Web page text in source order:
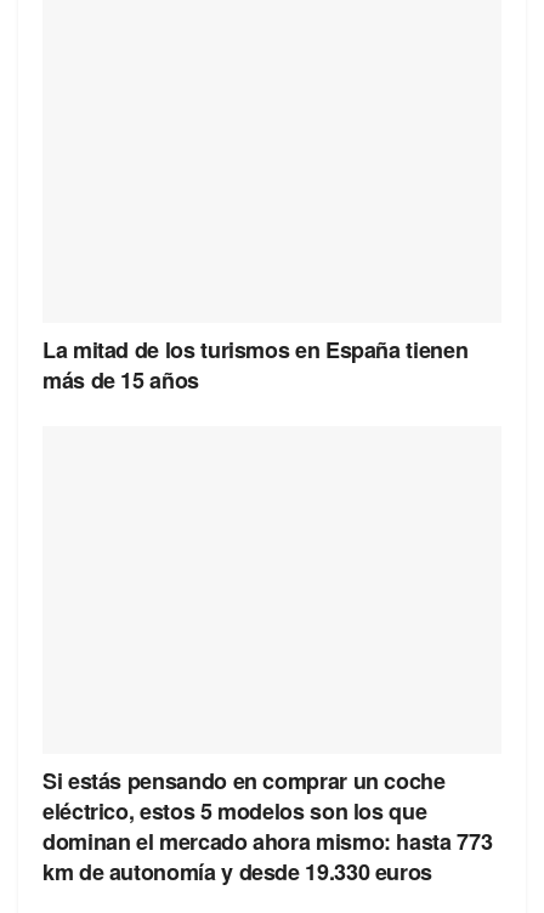
La mitad de los turismos en España tienen
más de 15 años
Si estás pensando en comprar un coche
eléctrico, estos 5 modelos son los que
dominan el mercado ahora mismo: hasta 773
km de autonomía y desde 19.330 euros